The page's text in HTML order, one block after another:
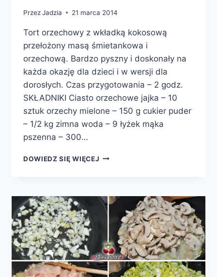
PrzezJadzia 21 marca 2014
Tort orzechowy z wkładką kokosową
przełożony masą śmietankowa i
orzechową. Bardzo pyszny i doskonały na
każda okazję dla dzieci i w wersji dla
dorosłych. Czas przygotowania – 2 godz.
SKŁADNIKI Ciasto orzechowe jajka – 10
sztuk orzechy mielone – 150 g cukier puder
– 1/2 kg zimna woda – 9 łyżek mąka
pszenna – 300…
DOWIEDZ SIĘ WIĘCEJ TORT
MASĄ
ORZECHOWO-
ŚMIETANKOWĄ